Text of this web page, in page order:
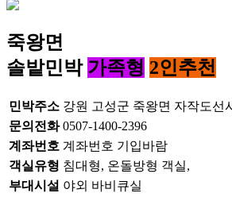
죽왕면
솔밭민박 가족형 2인추천
민박주소 강원 고성군 죽왕면 자작도선
문의전화 0507-1400-2396
계좌번호 계좌번호 기입바람
객실유형 침대형, 온돌방형 객실,
부대시설 야외 바비큐실